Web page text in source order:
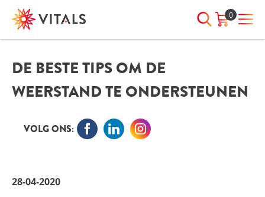
0
HEB JE VRAGEN?
We staan elke dag voor je klaar!
helpen, neem dan contact met
ons op:
DE BESTE TIPS OM DE
WEERSTAND TE ONDERSTEUNEN
VOLG ONS:
28-04-2020